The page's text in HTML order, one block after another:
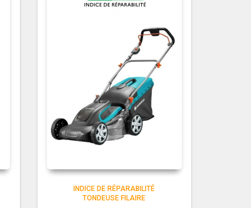
INDICE DE RÉPARABILITÉ
TONDEUSE FILAIRE